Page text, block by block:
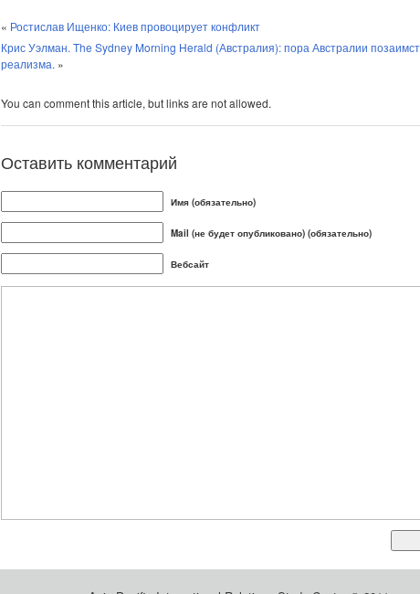
« Ростислав Ищенко: Киев провоцирует конфликт
Крис Уэлман. The Sydney Morning Herald (Австралия): пора Австралии
реализма. »
You can comment this article, but links are not allowed.
Оставить комментарий
Имя (обязательно)
Mail (не будет опубликовано) (обязательно)
Вебсайт